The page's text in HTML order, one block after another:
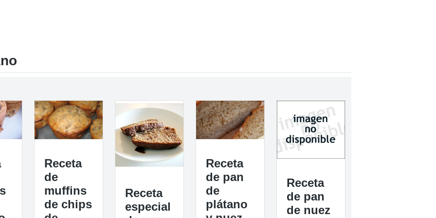
Receta
de
muffins
de chips
Receta
especial
Receta
de pan
de
plátano
Receta
de pan
de nuez